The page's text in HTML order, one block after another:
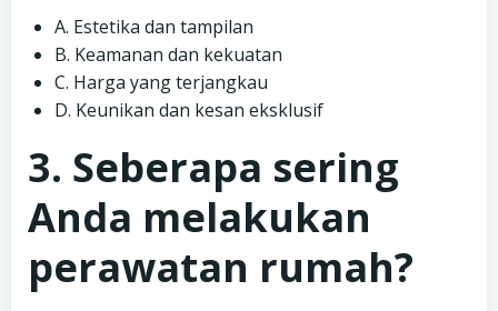
A. Estetika dan tampilan
B. Keamanan dan kekuatan
C. Harga yang terjangkau
D. Keunikan dan kesan eksklusif
3. Seberapa sering
Anda melakukan
perawatan rumah?